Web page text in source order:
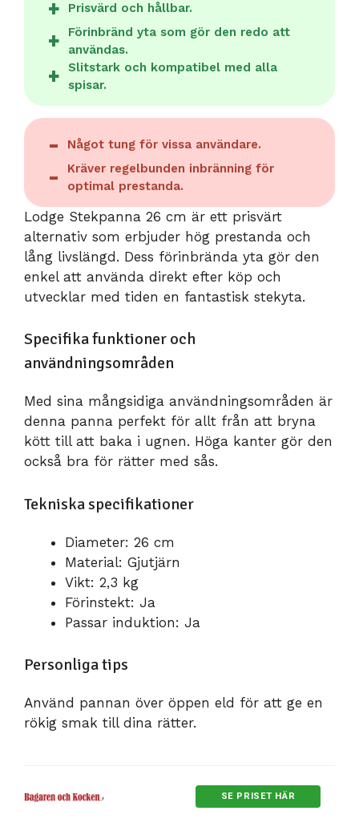
Prisvärd och hållbar.
Förinbränd yta som gör den redo att
användas.
Slitstark och kompatibel med alla
spisar.
Något tung för vissa användare.
Kräver regelbunden inbränning för
optimal prestanda.
Lodge Stekpanna 26 cm är ett prisvärt
alternativ som erbjuder hög prestanda och
lång livslängd. Dess förinbrända yta gör den
enkel att använda direkt efter köp och
utvecklar med tiden en fantastisk stekyta.
Specifika funktioner och
användningsområden
Med sina mångsidiga användningsområden är
denna panna perfekt för allt från att bryna
kött till att baka i ugnen. Höga kanter gör den
också bra för rätter med sås.
Tekniska specifikationer
Diameter: 26 cm
Material: Gjutjärn
Vikt: 2,3 kg
Förinstekt: Ja
Passar induktion: Ja
Personliga tips
Använd pannan över öppen eld för att ge en
rökig smak till dina rätter.
SE PRISET HÄR